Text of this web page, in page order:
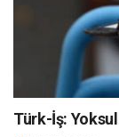
Türk-İş: